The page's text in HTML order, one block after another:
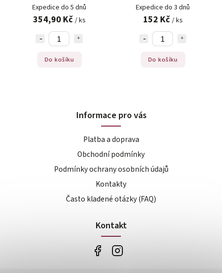
Expedice do 5 dnů
354,90 Kč / ks
Do košíku
Expedice do 3 dnů
152 Kč / ks
Do košíku
Informace pro vás
Platba a doprava
Obchodní podmínky
Podmínky ochrany osobních údajů
Kontakty
Často kladené otázky (FAQ)
Kontakt